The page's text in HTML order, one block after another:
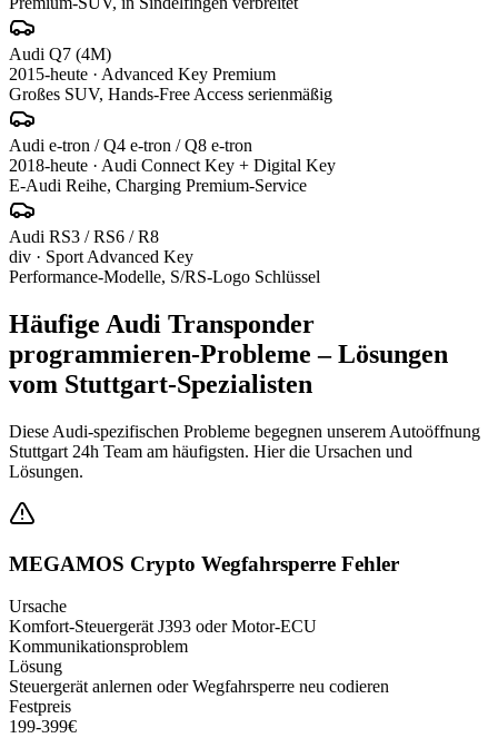
Audi Q7 (4M)
2015-heute · Advanced Key Premium
Großes SUV, Hands-Free Access serienmäßig
Audi e-tron / Q4 e-tron / Q8 e-tron
2018-heute · Audi Connect Key + Digital Key
E-Audi Reihe, Charging Premium-Service
Audi RS3 / RS6 / R8
div · Sport Advanced Key
Performance-Modelle, S/RS-Logo Schlüssel
Häufige Audi Transponder
programmieren-Probleme – Lösungen
vom Stuttgart-Spezialisten
Diese Audi-spezifischen Probleme begegnen unserem Autoöffnung
Stuttgart 24h Team am häufigsten. Hier die Ursachen und
Lösungen.
MEGAMOS Crypto Wegfahrsperre Fehler
Ursache
Komfort-Steuergerät J393 oder Motor-ECU
Kommunikationsproblem
Lösung
Steuergerät anlernen oder Wegfahrsperre neu codieren
Festpreis
199-399€